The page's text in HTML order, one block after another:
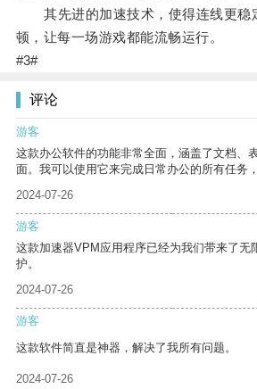
其先进的加速技术，使得连线更稳
顿，让每一场游戏都能流畅运行。
#3#
评论
游客
这款办公软件的功能非常全面，涵盖了文档、
面。我可以使用它来完成日常办公的所有任务
2024-07-26
游客
这款加速器VPM应用程序已经为我们带来了无
护。
2024-07-26
游客
这款软件简直是神器，解决了我所有问题。
2024-07-26